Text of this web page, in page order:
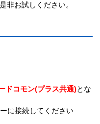
非お試しください。
ドコモン(プラス共通)とな
に接続してください